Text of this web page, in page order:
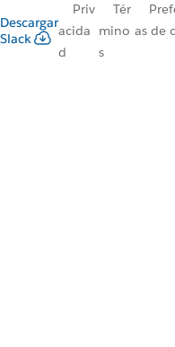
Descargar
Slack
Priv
acida
d
Tér
mino
s
as de